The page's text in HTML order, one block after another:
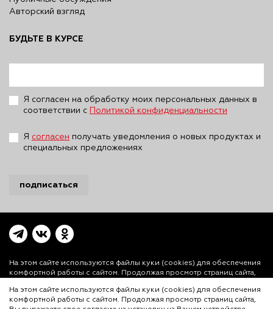
Авторский взгляд
БУДЬТЕ В КУРСЕ
Я согласен на обработку моих персональных данных в
соответствии с
Политикой конфиденциальности
Я согласен получать уведомления о новых продуктах и
специальных предложениях
подписаться
На этом сайте используются файлы куки (cookies) для обеспечения
комфортной работы с сайтом. Продолжая просмотр страниц сайта,
использование файлов куки. Более подробная информация
предоставлена вПолитике использования файлов куки (cookies)и
На этом сайте используются файлы куки (cookies) для обеспечения
комфортной работы с сайтом. Продолжая просмотр страниц сайта,